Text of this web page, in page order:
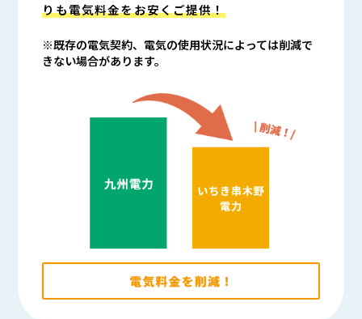
りも電気料金をお安くご提供！
※既存の電気契約、電気の使用状況によっては削減で
きない場合があります。